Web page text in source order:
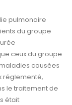
pulmonaire
du groupe
ceux du groupe
causées
réglementé,
le traitement de
était